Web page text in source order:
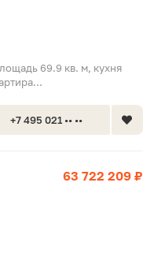
69.9 кв. м, кухня
+7 495 021 •• ••
63 722 209 ₽